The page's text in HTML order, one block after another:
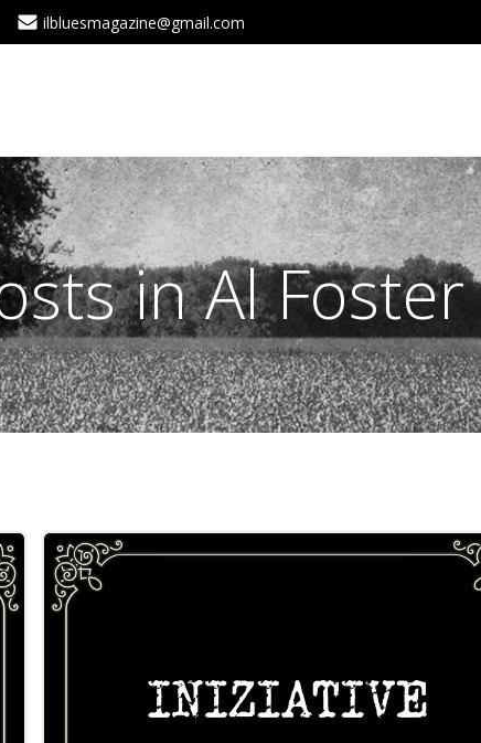
ilbluesmagazine@gmail.com
in Al Foster